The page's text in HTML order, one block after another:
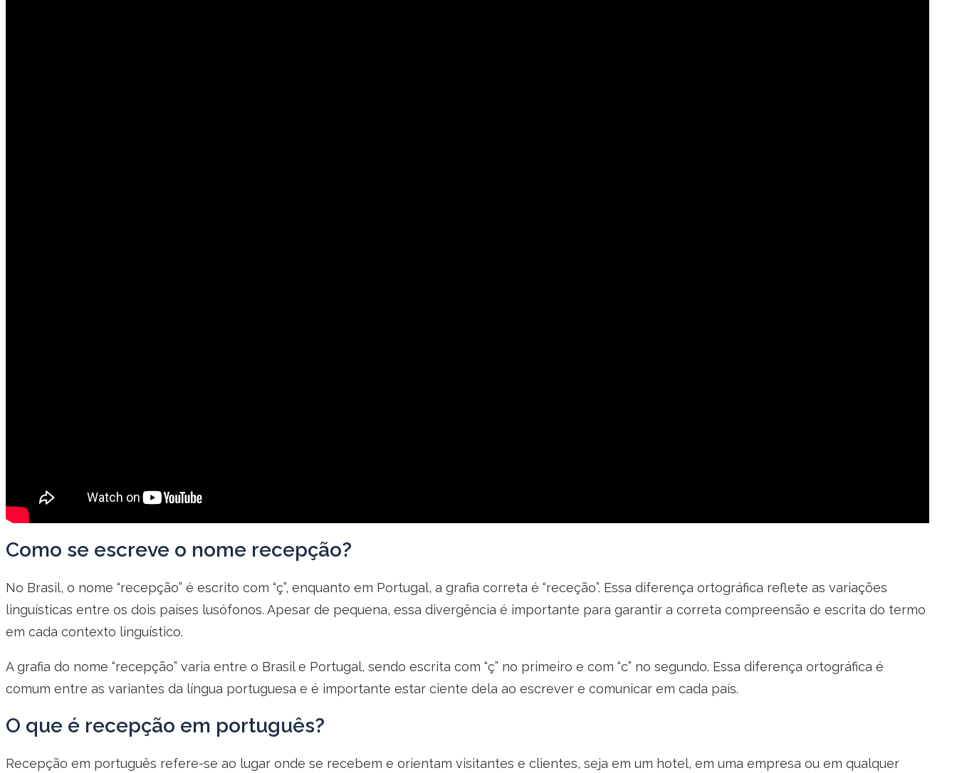
Como se escreve o nome recepção?
No Brasil, o nome “recepção” é escrito com “ç”, enquanto em Portugal, a grafia correta é “receção”. Essa diferença ortográfica reflete as variações
linguísticas entre os dois países lusófonos. Apesar de pequena, essa divergência é importante para garantir a correta compreensão e escrita do termo
em cada contexto linguístico.
A grafia do nome “recepção” varia entre o Brasil e Portugal, sendo escrita com “ç” no primeiro e com “c” no segundo. Essa diferença ortográfica é
comum entre as variantes da língua portuguesa e é importante estar ciente dela ao escrever e comunicar em cada país.
O que é recepção em português?
Recepção em português refere-se ao lugar onde se recebem e orientam visitantes e clientes, seja em um hotel, em uma empresa ou em qualquer